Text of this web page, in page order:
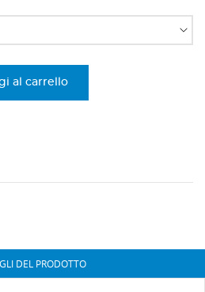
al carrello
DEL PRODOTTO